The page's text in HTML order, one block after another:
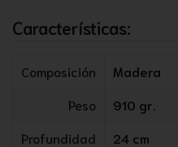
Características:
Composición
Madera
Peso
910 gr.
Profundidad
24 cm